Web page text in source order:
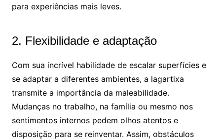
para experiências mais leves.
2. Flexibilidade e adaptação
Com sua incrível habilidade de escalar superfícies e
se adaptar a diferentes ambientes, a lagartixa
transmite a importância da maleabilidade.
Mudanças no trabalho, na família ou mesmo nos
sentimentos internos pedem olhos atentos e
disposição para se reinventar. Assim, obstáculos